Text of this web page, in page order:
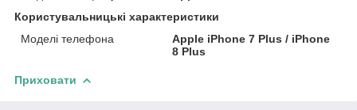
Користувальницькі характеристики
Моделі телефона
Apple iPhone 7 Plus / iPhone
8 Plus
Приховати